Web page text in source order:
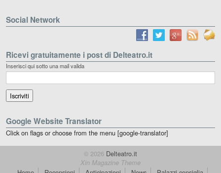
Social Network
Ricevi gratuitamente i post di Delteatro.it
Inserisci qui sotto una mail valida
Google Website Translator
Click on flags or choose from the menu [google-translator]
© 2026 Delteatro.it
Xin Magazine Theme